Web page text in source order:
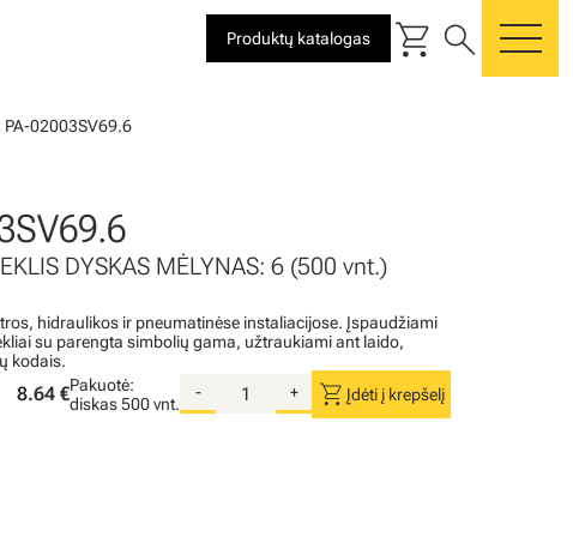
Produktų katalogas shopping_cart search
PA-02003SV69.6
DYSKAS MĖLYNAS: 6 (500 vnt.)
hidraulikos ir pneumatinėse instaliacijose. Įspaudžiami
su parengta simbolių gama, užtraukiami ant laido,
kodais.
8.64 €Pakuotė:
diskas500 vnt.
- + shopping_cart Įdėti į krepšelį